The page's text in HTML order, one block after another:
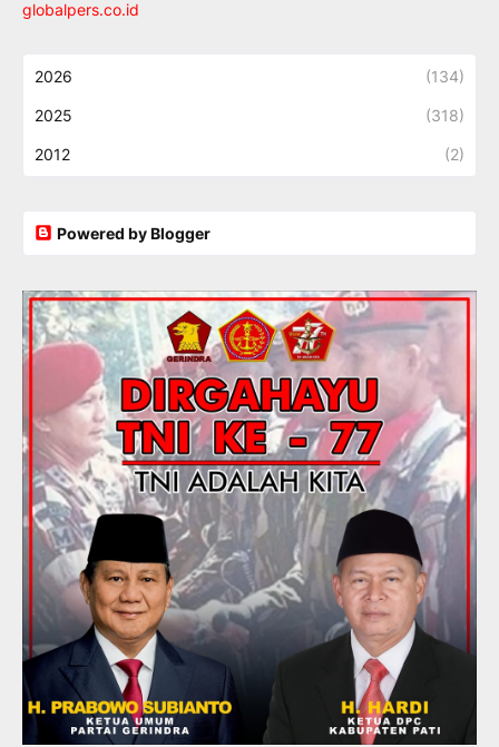
globalpers.co.id
2026 (134)
2025 (318)
2012 (2)
Powered by Blogger